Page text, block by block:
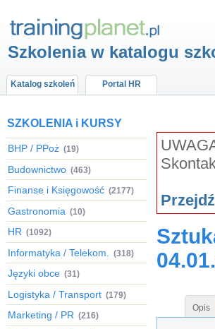
Szkolenia w katalogu
Katalog szkoleń Portal HR
SZKOLENIA i KURSY
BHP / PPoż (19)
Budownictwo (463)
Finanse i Księgowość (2177)
Gastronomia (10)
HR (1092)
Informatyka / Telekom. (318)
Języki obce (31)
Logistyka / Transport (179)
Marketing / PR (216)
Opis